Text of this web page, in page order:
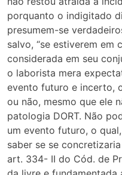
porquanto o indigitado
presumem-se
salvo, “se estiverem em
considerada em seu
o laborista mera
evento futuro e incerto,
ou não, mesmo que ele
patologia DORT. Não
um evento futuro, o
saber se se
art. 334- II do Cód. de